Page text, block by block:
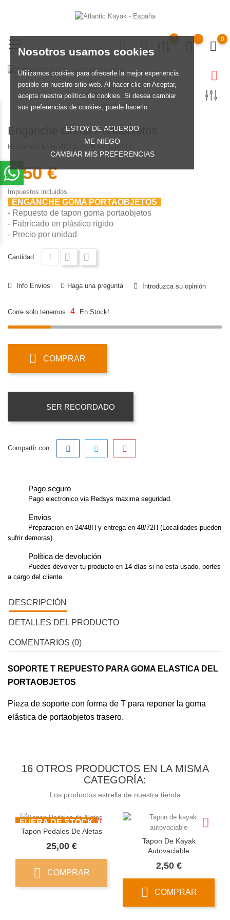
Nosotros usamos cookies
Utilizamos cookies para ofrecerle la mejor experiencia
posible en nuestro sitio web. Al hacer clic en Aceptar,
acepta nuestra política de cookies. Si desea cambiar
sus preferencias de cookies, puede hacerlo.
ESTOY DE ACUERDO
ME NIEGO
CAMBIAR MIS PREFERENCIAS
0
0
Enganche Goma Portaobjetos
Referencia
2,50 €
Impuestos incluidos
ENGANCHE GOMA PORTAOBJETOS
- Repuesto de tapon goma portaobjetos
- Fabricado en plástico rígido
- Precio por unidad
Cantidad
Info Envios Haga una pregunta Introduzca su opinión
Corre solo tenemos 4 En Stock!
COMPRAR
SER RECORDADO
Compartir con:
Pago seguro
Pago electronico via Redsys maxima seguridad.
Envios
Preparacion en 24/48H y entrega en 48/72H (Localidades pueden
sufrir demoras)
Política de devolución
Puedes devolver tu producto en 14 días si no esta usado, portes
a cargo del cliente.
DESCRIPCIÓN
DETALLES DEL PRODUCTO
COMENTARIOS (0)
SOPORTE T REPUESTO PARA GOMA ELASTICA DEL
PORTAOBJETOS
Pieza de soporte con forma de T para reponer la goma
elástica de portaobjetos trasero.
16 OTROS PRODUCTOS EN LA MISMA
CATEGORÍA:
Los productos estrella de nuestra tienda
FUERA DE STOCK
Tapon Pedales De Aletas
25,00 €Precio
COMPRAR
Tapon De Kayak
Autovaciable
2,50 €Precio
COMPRAR